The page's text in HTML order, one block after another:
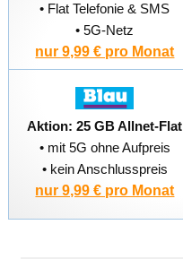
• Flat Telefonie & SMS
• 5G-Netz
nur 9,99 € pro Monat
Aktion: 25 GB Allnet-Flat
• mit 5G ohne Aufpreis
• kein Anschlusspreis
nur 9,99 € pro Monat